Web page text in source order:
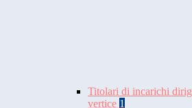
Titolari di incarichi
vertice 1